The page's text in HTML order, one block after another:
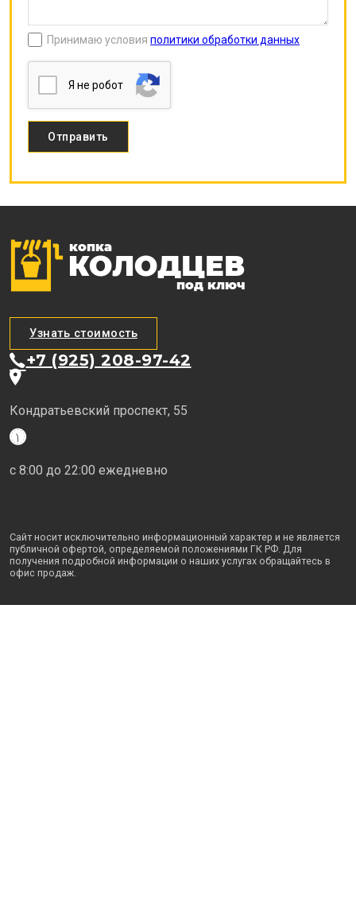
Принимаю условия политики обработки данных
Я нe poбoт
Узнать стоимость
+7 (925) 208-97-42
Кондратьевский проспект, 55
с 8:00 до 22:00 ежедневно
Сайт носит исключительно информационный характер и не является
публичной офертой, определяемой положениями ГК РФ. Для
получения подробной информации о наших услугах обращайтесь в
офис продаж.